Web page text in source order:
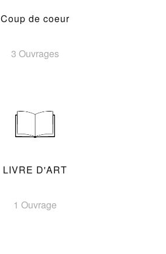
Coup de coeur
3 Ouvrages
LIVRE D'ART
1 Ouvrage